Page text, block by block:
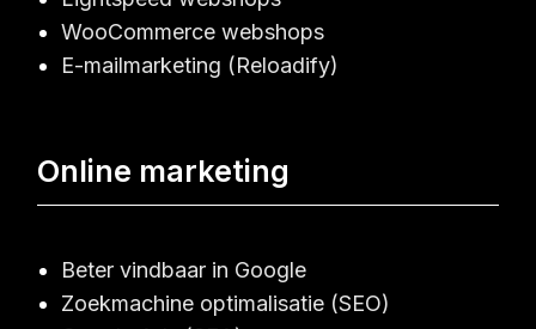
WooCommerce webshops
E-mailmarketing (Reloadify)
Online marketing
Beter vindbaar in Google
Zoekmachine optimalisatie (SEO)